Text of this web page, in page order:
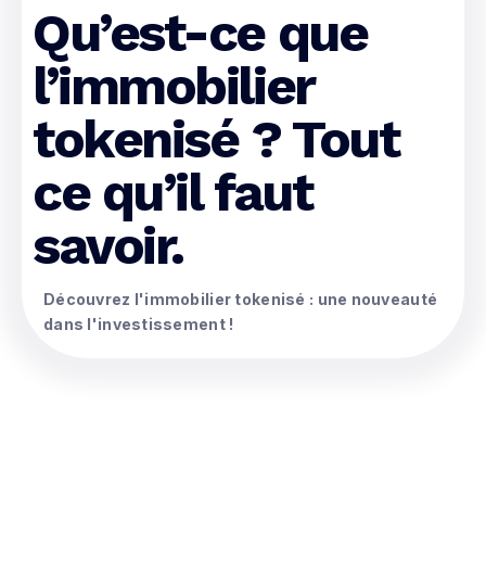
Qu’est-ce que
l’immobilier
tokenisé ? Tout
ce qu’il faut
savoir.
Découvrez l'immobilier tokenisé : une nouveauté
dans l'investissement !